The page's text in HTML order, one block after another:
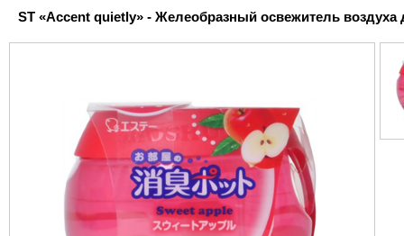
ST «Accent quietly» - Желеобразный освежитель воздуха